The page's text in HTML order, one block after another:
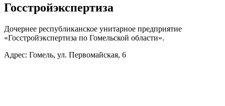
Госстройэкспертиза
Дочернее республиканское унитарное предприятие
«Госстройэкспертиза по Гомельской области».
Адрес: Гомель, ул. Первомайская, 6